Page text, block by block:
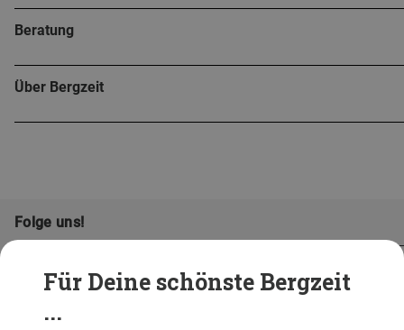
Für Deine schönste Bergzeit
...
Beratung
Über Bergzeit
Folge uns!